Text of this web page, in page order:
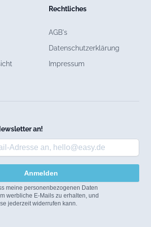
Rechtliches
AGB's
Datenschutzerklärung
Impressum
an!
Anmelden
meine personenbezogenen Daten
werbliche E-Mails zu erhalten, und
jederzeit widerrufen kann.